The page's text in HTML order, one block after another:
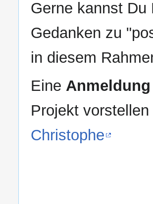
Gerne kannst Du
Gedanken zu
in diesem
Eine Anmeldung
Projekt
Christophe